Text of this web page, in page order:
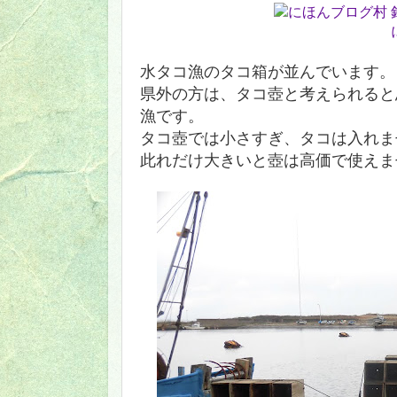
水タコ漁のタコ箱が並んでいます。
県外の方は、タコ壺と考えられる
漁です。
タコ壺では小さすぎ、タコは入れ
此れだけ大きいと壺は高価で使え